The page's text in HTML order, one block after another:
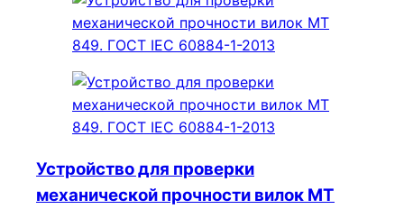
Устройство для проверки
механической прочности вилок МТ